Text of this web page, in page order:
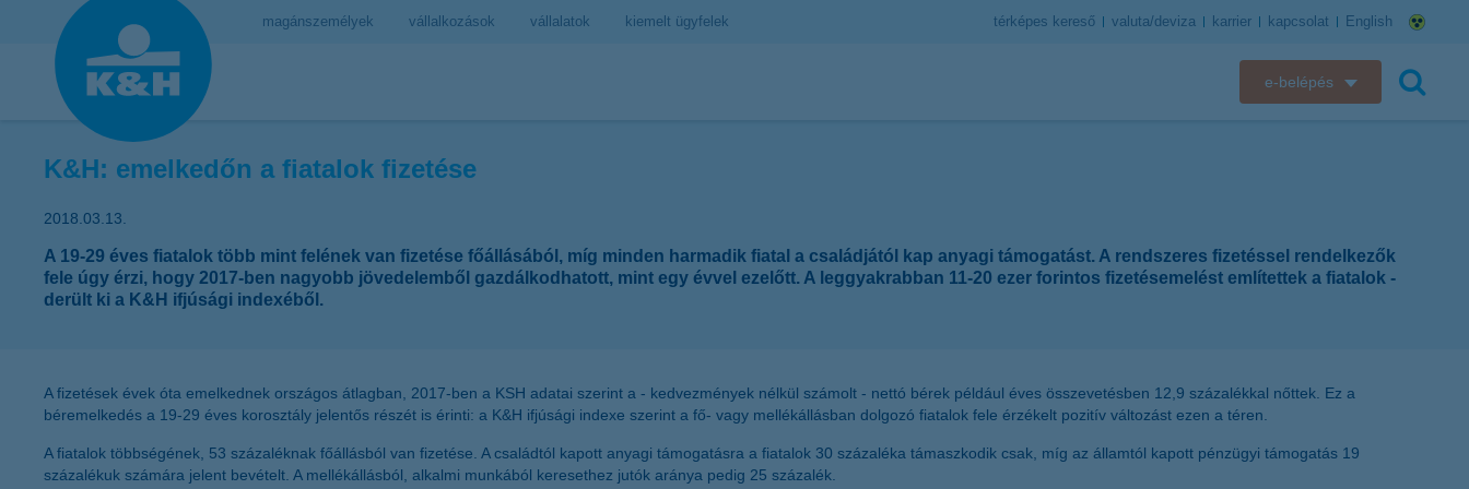
magánszemélyek vállalkozások vállalatok kiemelt ügyfelek térképes kereső valuta/deviza karrier kapcsolat English
e-belépés
K&H SZÉP Kártya
K&H e-kártyafelület
K&H: emelkedőn a fiatalok fizetése
2018.03.13.
A 19-29 éves fiatalok több mint felének van fizetése főállásából, míg minden harmadik fiatal a családjától kap anyagi támogatást. A rendszeres fizetéssel rendelkezők
fele úgy érzi, hogy 2017-ben nagyobb jövedelemből gazdálkodhatott, mint egy évvel ezelőtt. A leggyakrabban 11-20 ezer forintos fizetésemelést említettek a fiatalok -
derült ki a K&H ifjúsági indexéből.
A fizetések évek óta emelkednek országos átlagban, 2017-ben a KSH adatai szerint a - kedvezmények nélkül számolt - nettó bérek például éves összevetésben 12,9 százalékkal nőttek. Ez a
béremelkedés a 19-29 éves korosztály jelentős részét is érinti: a K&H ifjúsági indexe szerint a fő- vagy mellékállásban dolgozó fiatalok fele érzékelt pozitív változást ezen a téren.
A fiatalok többségének, 53 százaléknak főállásból van fizetése. A családtól kapott anyagi támogatásra a fiatalok 30 százaléka támaszkodik csak, míg az államtól kapott pénzügyi támogatás 19
százalékuk számára jelent bevételt. A mellékállásból, alkalmi munkából keresethez jutók aránya pedig 25 százalék.